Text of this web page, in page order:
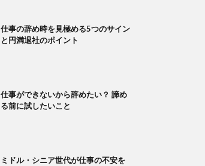
仕事の辞め時を見極める5つのサイン
と円満退社のポイント
仕事ができないから辞めたい？ 諦め
る前に試したいこと
ミドル・シニア世代が仕事の不安を